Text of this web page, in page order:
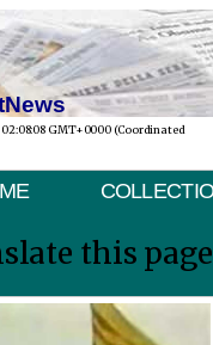
GMT+0000 (Coordinated
this